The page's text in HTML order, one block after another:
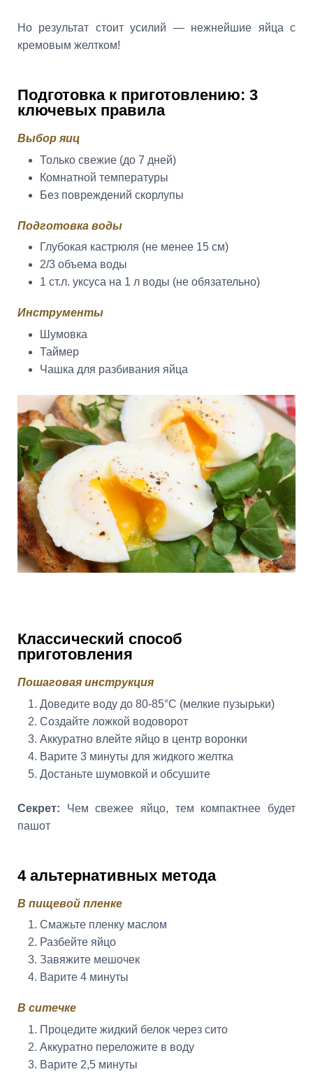
Но результат стоит усилий — нежнейшие яйца с
кремовым желтком!
Подготовка к приготовлению: 3
ключевых правила
Выбор яиц
Только свежие (до 7 дней)
Комнатной температуры
Без повреждений скорлупы
Подготовка воды
Глубокая кастрюля (не менее 15 см)
2/3 объема воды
1 ст.л. уксуса на 1 л воды (не обязательно)
Инструменты
Шумовка
Таймер
Чашка для разбивания яйца
Классический способ
приготовления
Пошаговая инструкция
Доведите воду до 80-85°C (мелкие пузырьки)
Создайте ложкой водоворот
Аккуратно влейте яйцо в центр воронки
Варите 3 минуты для жидкого желтка
Достаньте шумовкой и обсушите
Секрет: Чем свежее яйцо, тем компактнее будет
пашот
4 альтернативных метода
В пищевой пленке
Смажьте пленку маслом
Разбейте яйцо
Завяжите мешочек
Варите 4 минуты
В ситечке
Процедите жидкий белок через сито
Аккуратно переложите в воду
Варите 2,5 минуты